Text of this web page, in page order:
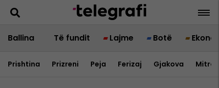
Ballina Të fundit Lajme Botë
Prishtina Prizreni Peja Ferizaj Gjakova